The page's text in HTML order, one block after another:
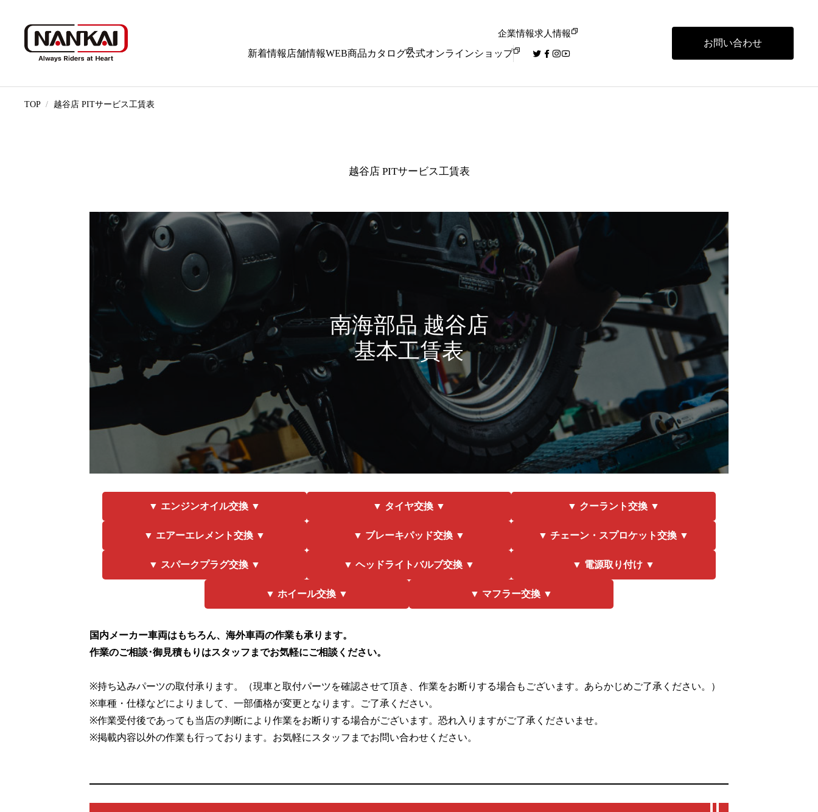
企業情報求人情報
新着情報 店舗情報WEB商品カタログ公式オンラインショップ
お問い合わせ
TOP 越谷店 PITサービス工賃表
越谷店 PITサービス工賃表
南海部品 越谷店
基本工賃表
▼ エンジンオイル交換 ▼ ▼ タイヤ交換 ▼ ▼ クーラント交換 ▼
▼ エアーエレメント交換 ▼ ▼ ブレーキパッド交換 ▼ ▼ チェーン・スプロケット交換 ▼
▼ スパークプラグ交換 ▼ ▼ ヘッドライトバルブ交換 ▼ ▼ 電源取り付け ▼
▼ ホイール交換 ▼ ▼ マフラー交換 ▼
国内メーカー車両はもちろん、海外車両の作業も承ります。
作業のご相談･御見積もりはスタッフまでお気軽にご相談ください。
※持ち込みパーツの取付承ります。（現車と取付パーツを確認させて頂き、作業をお断りする場合もございます。あらかじめご了承ください。）
※車種・仕様などによりまして、一部価格が変更となります。ご了承ください。
※作業受付後であっても当店の判断により作業をお断りする場合がございます。恐れ入りますがご了承くださいませ。
※掲載内容以外の作業も行っております。お気軽にスタッフまでお問い合わせください。